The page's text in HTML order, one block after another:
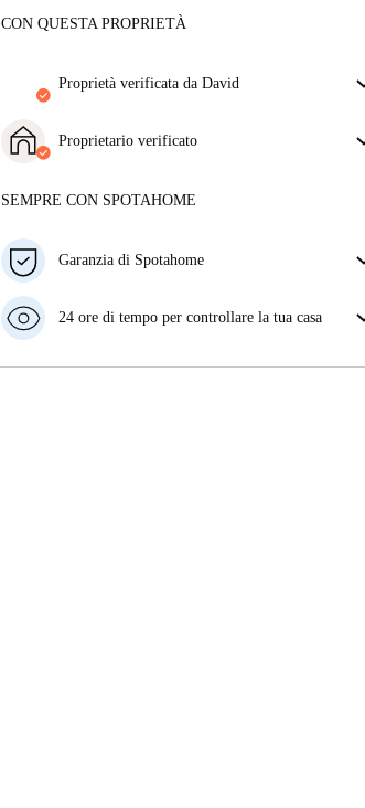
CON QUESTA PROPRIETÀ
proprietà verificata da David
assicurarti di ricevere esattamente quello che vedi
nell'annuncio.
Proprietario verificato
Maggiori informazioni su questo locatore
SEMPRE CON SPOTAHOME
Garanzia di Spotahome
con breve preavviso, noi A) ti pagheremo un hotel e
B) ti rimborseremo totalmente
24 ore di tempo per controllare la tua casa